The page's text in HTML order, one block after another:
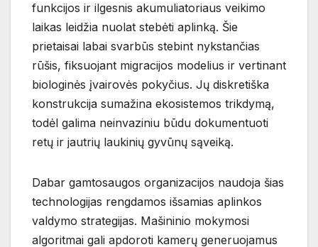
funkcijos ir ilgesnis akumuliatoriaus veikimo
laikas leidžia nuolat stebėti aplinką. Šie
prietaisai labai svarbūs stebint nykstančias
rūšis, fiksuojant migracijos modelius ir vertinant
biologinės įvairovės pokyčius. Jų diskretiška
konstrukcija sumažina ekosistemos trikdymą,
todėl galima neinvaziniu būdu dokumentuoti
retų ir jautrių laukinių gyvūnų sąveiką.
Dabar gamtosaugos organizacijos naudoja šias
technologijas rengdamos išsamias aplinkos
valdymo strategijas. Mašininio mokymosi
algoritmai gali apdoroti kamerų generuojamus